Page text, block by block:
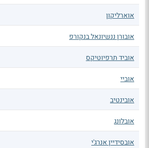
אוארליקון
אובורן ננשיונאל בנקורפ
אוביד תרפיוטיקס
אוביי
אובינטיב
אובלונג
אובסידיין אנרג'י